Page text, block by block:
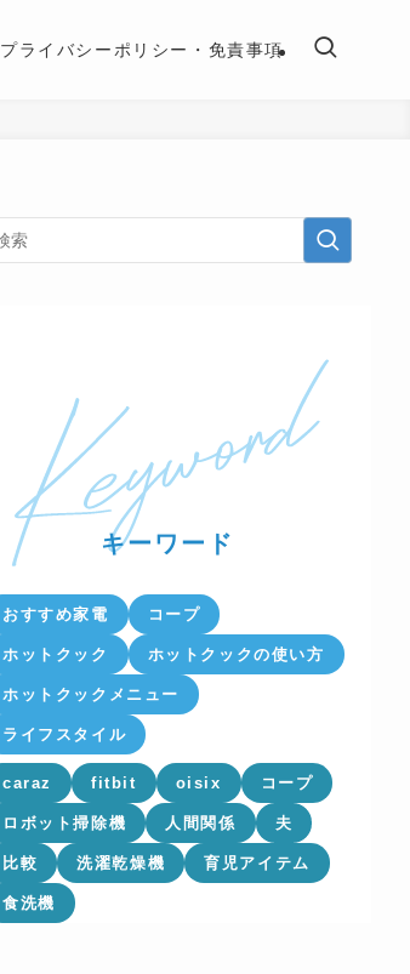
プライバシーポリシー・免責事項
キーワード
おすすめ家電 コープ
ホットクック ホットクックの使い方
ホットクックメニュー
ライフスタイル
caraz fitbit oisix コープ
ロボット掃除機 人間関係 夫
比較 洗濯乾燥機 育児アイテム
食洗機